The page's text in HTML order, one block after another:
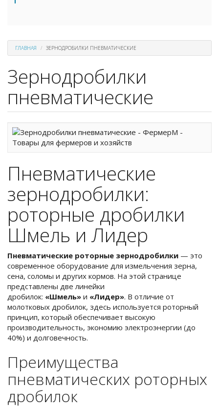
ГЛАВНАЯ ЗЕРНОДРОБИЛКИ ПНЕВМАТИЧЕСКИЕ
Зернодробилки
пневматические
Пневматические
зернодробилки:
роторные дробилки
Шмель и Лидер
Пневматические роторные зернодробилки — это
современное оборудование для измельчения зерна,
сена, соломы и других кормов. На этой странице
представлены две линейки
дробилок: «Шмель» и «Лидер». В отличие от
молотковых дробилок, здесь используется роторный
принцип, который обеспечивает высокую
производительность, экономию электроэнергии (до
40%) и долговечность.
Преимущества
пневматических роторных
дробилок